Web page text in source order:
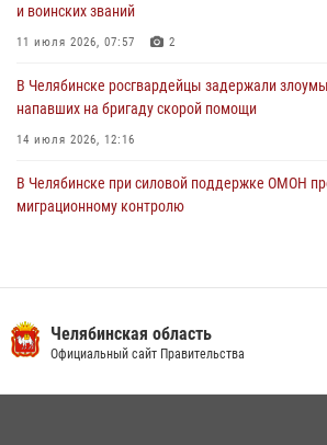
и воинских званий
11 июля 2026, 07:57 2
В Челябинске росгвардейцы задержали
напавших на бригаду скорой помощи
14 июля 2026, 12:16
В Челябинске при силовой поддержке ОМОН
миграционному контролю
13 июля 2026, 03:02 5
Челябинская область
Официальный сайт Правительства